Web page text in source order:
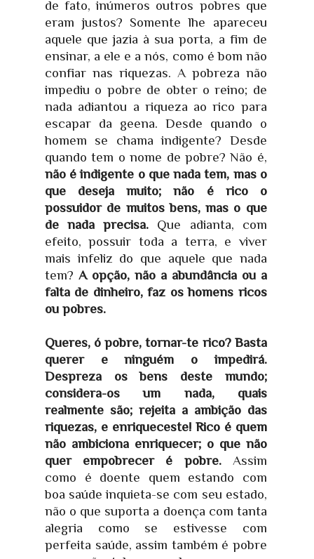
de fato, inúmeros outros pobres que
eram justos? Somente lhe apareceu
aquele que jazia à sua porta, a fim de
ensinar, a ele e a nós, como é bom não
confiar nas riquezas. A pobreza não
impediu o pobre de obter o reino; de
nada adiantou a riqueza ao rico para
escapar da geena. Desde quando o
homem se chama indigente? Desde
quando tem o nome de pobre? Não é,
não é indigente o que nada tem, mas o
que deseja muito; não é rico o
possuidor de muitos bens, mas o que
de nada precisa. Que adianta, com
efeito, possuir toda a terra, e viver
mais infeliz do que aquele que nada
tem? A opção, não a abundância ou a
falta de dinheiro, faz os homens ricos
ou pobres.
Queres, ó pobre, tornar-te rico? Basta
querer e ninguém o impedirá.
Despreza os bens deste mundo;
considera-os um nada, quais
realmente são; rejeita a ambição das
riquezas, e enriqueceste! Rico é quem
não ambiciona enriquecer; o que não
quer empobrecer é pobre.Assim
como é doente quem estando com
boa saúde inquieta-se com seu estado,
não o que suporta a doença com tanta
alegria como se estivesse com
perfeita saúde, assim também é pobre